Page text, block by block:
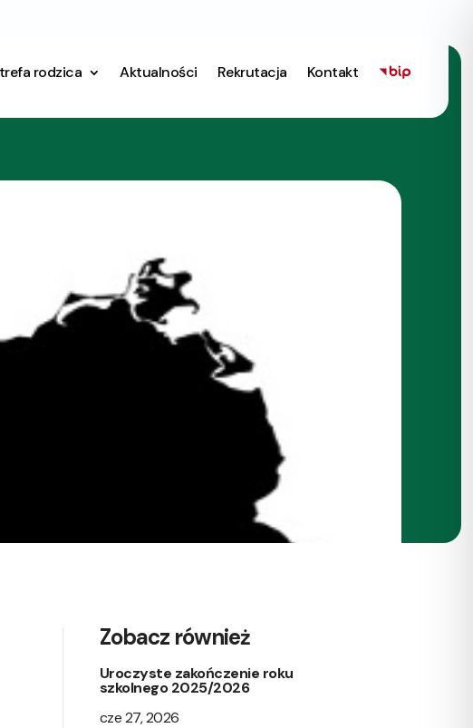
rodzica Aktualności Rekrutacja Kontakt
Zobacz również
Uroczyste zakończenie roku
szkolnego 2025/2026
cze 27, 2026